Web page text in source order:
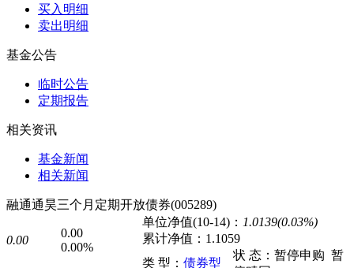
买入明细
卖出明细
基金公告
临时公告
定期报告
相关资讯
基金新闻
相关新闻
融通通昊三个月定期开放债券(005289)
0.00
0.00
0.00%
单位净值(10-14)： 1.0139(0.03%)
累计净值： 1.1059
类 型： 债券型
状 态： 暂停申购 暂